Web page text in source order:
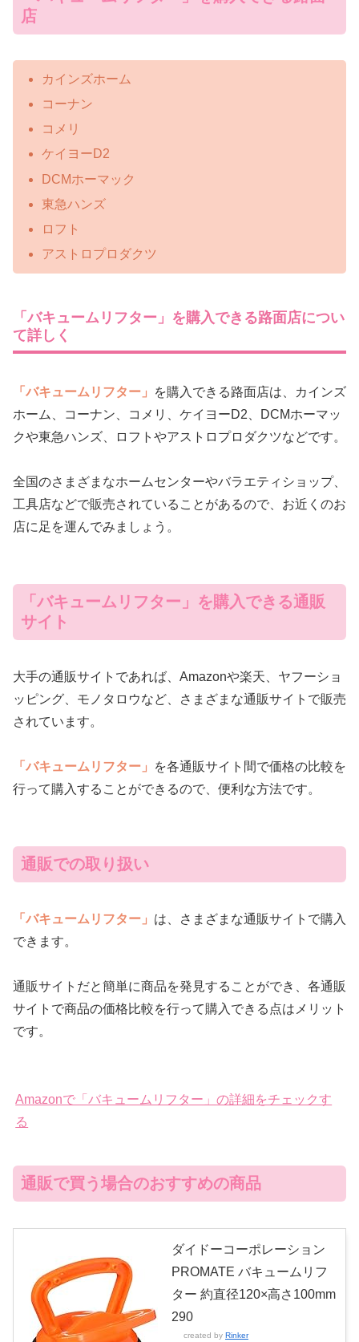
店
カインズホーム
コーナン
コメリ
ケイヨーD2
DCMホーマック
東急ハンズ
ロフト
アストロプロダクツ
「バキュームリフター」を購入できる路面店につい
て詳しく
「バキュームリフター」
を購入できる路面店は、カインズ
ホーム、コーナン、コメリ、ケイヨーD2、DCMホーマッ
クや東急ハンズ、ロフトやアストロプロダクツなどです。
全国のさまざまなホームセンターやバラエティショップ、
工具店などで販売されていることがあるので、お近くのお
店に足を運んでみましょう。
「バキュームリフター」を購入できる通販
サイト
大手の通販サイトであれば、Amazonや楽天、ヤフーショ
ッピング、モノタロウなど、さまざまな通販サイトで販売
されています。
「バキュームリフター」
を各通販サイト間で価格の比較を
行って購入することができるので、便利な方法です。
通販での取り扱い
「バキュームリフター」 は、さまざまな通販サイトで購入
できます。
通販サイトだと簡単に商品を発見することができ、各通販
サイトで商品の価格比較を行って購入できる点はメリット
です。
Amazonで「バキュームリフター」の詳細をチェックす
る
通販で買う場合のおすすめの商品
ダイドーコーポレーション
PROMATE バキュームリフ
ター 約直径120×高さ100mm
290
created by Rinker